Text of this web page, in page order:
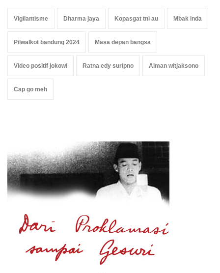
Vigilantisme Dharma jaya Kopasgat tni au Mbak inda
Pilwalkot bandung 2024 Masa depan bangsa
Video positif jokowi Ratna edy suripno Aiman witjaksono
Cap go meh